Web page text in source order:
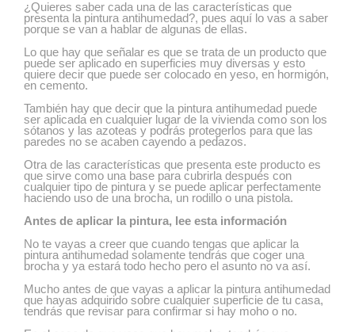
¿Quieres saber cada una de las características que
presenta la pintura antihumedad?, pues aquí lo vas a saber
porque se van a hablar de algunas de ellas.
Lo que hay que señalar es que se trata de un producto que
puede ser aplicado en superficies muy diversas y esto
quiere decir que puede ser colocado en yeso, en hormigón,
en cemento.
También hay que decir que la pintura antihumedad puede
ser aplicada en cualquier lugar de la vivienda como son los
sótanos y las azoteas y podrás protegerlos para que las
paredes no se acaben cayendo a pedazos.
Otra de las características que presenta este producto es
que sirve como una base para cubrirla después con
cualquier tipo de pintura y se puede aplicar perfectamente
haciendo uso de una brocha, un rodillo o una pistola.
Antes de aplicar la pintura, lee esta información
No te vayas a creer que cuando tengas que aplicar la
pintura antihumedad solamente tendrás que coger una
brocha y ya estará todo hecho pero el asunto no va así.
Mucho antes de que vayas a aplicar la pintura antihumedad
que hayas adquirido sobre cualquier superficie de tu casa,
tendrás que revisar para confirmar si hay moho o no.